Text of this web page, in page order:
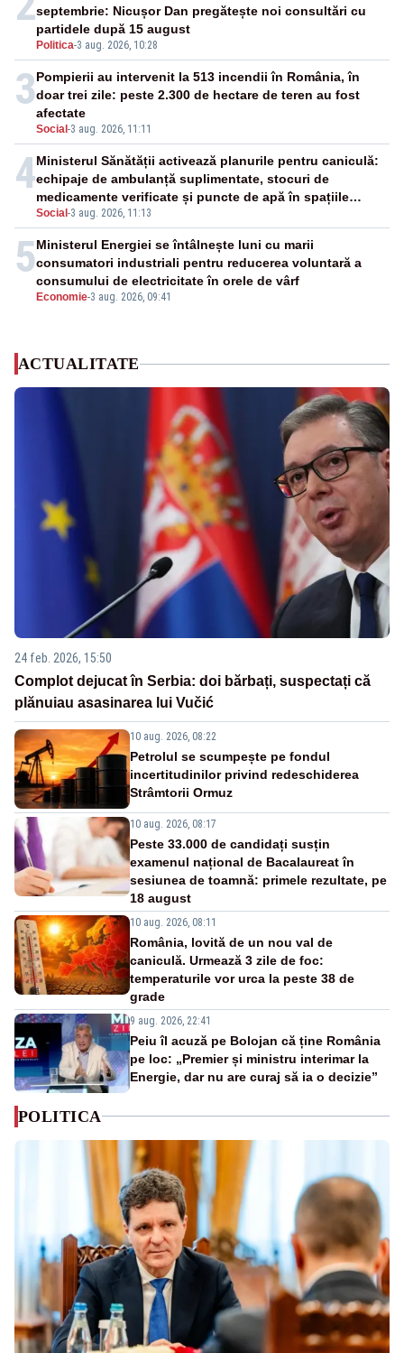
Politica-3 aug. 2026, 10:28
septembrie: Nicușor Dan pregătește noi consultări cu
partidele după 15 august
3
Social -3 aug. 2026, 11:11
Pompierii au intervenit la 513 incendii în România, în
doar trei zile: peste 2.300 de hectare de teren au fost
afectate
4
Social -3 aug. 2026, 11:13
Ministerul Sănătății activează planurile pentru caniculă:
echipaje de ambulanță suplimentate, stocuri de
medicamente verificate și puncte de apă în spațiile
publice
5
Economie-3 aug. 2026, 09:41
Ministerul Energiei se întâlnește luni cu marii
consumatori industriali pentru reducerea voluntară a
consumului de electricitate în orele de vârf
ACTUALITATE
24 feb. 2026, 15:50
Complot dejucat în Serbia: doi bărbați, suspectați că
plănuiau asasinarea lui Vučić
10 aug. 2026, 08:22
Petrolul se scumpește pe fondul
incertitudinilor privind redeschiderea
Strâmtorii Ormuz
10 aug. 2026, 08:17
Peste 33.000 de candidați susțin
examenul național de Bacalaureat în
sesiunea de toamnă: primele rezultate, pe
18 august
10 aug. 2026, 08:11
România, lovită de un nou val de
caniculă. Urmează 3 zile de foc:
temperaturile vor urca la peste 38 de
grade
9 aug. 2026, 22:41
Peiu îl acuză pe Bolojan că ține România
pe loc: „Premier și ministru interimar la
Energie, dar nu are curaj să ia o decizie”
POLITICA